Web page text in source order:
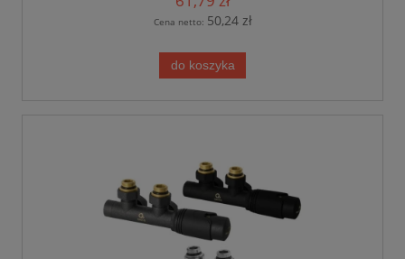
Cena netto: 50,24 zł
do koszyka